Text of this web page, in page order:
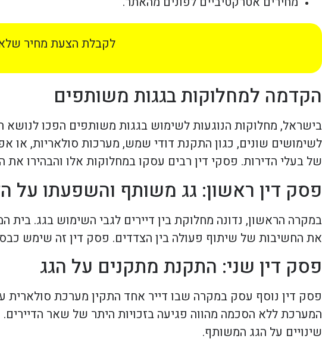
לקבלת הצעת מחיר
הקדמה למחלוקות בגגות משותפים
בישראל, מחלוקות הנוגעות לשימוש בגגות משותפים הפכו לנושא
לשימושים שונים, כגון התקנת דודי שמש, מערכות סולאריות, או
של בעלי הדירות. פסקי דין רבים עסקו במחלוקות אלו והבהירו
פסק דין ראשון: גג משותף והשפעתו על
במקרה הראשון, נדונה מחלוקת בין דיירים לגבי השימוש בגג.
את החשיבות של שיתוף פעולה בין הצדדים. פסק דין זה שימש
פסק דין שני: התקנת מתקנים על הגג
פסק דין נוסף עסק במקרה שבו דייר אחד התקין מערכת
המערכת ללא הסכמה מהווה פגיעה בזכויות היתר של שאר
שינויים על הגג המשותף.